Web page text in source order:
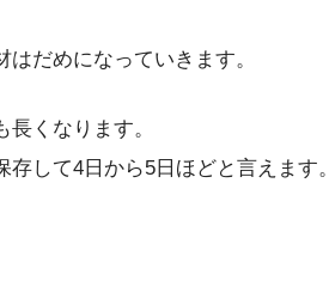
だめになっていきます。
くなります。
して4日から5日ほどと言えます。